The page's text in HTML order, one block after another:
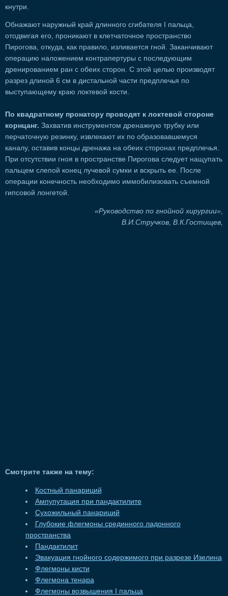
кнутри.
Обнажают наружный край длинного сгибателя I пальца,
отодвигая его, проникают в клетчаточное пространство
Пирогова, откуда, как правило, изливается гной. Заканчивают
операцию наложением контрапертуры с последующим
дренированием ран с обеих сторон. С этой целью производят
разрез длиной 6 см в дистальной части предплечья по
выступающему краю локтевой кости.
По квадратному пронатору проводят к локтевой стороне
корнцанг. Захватив инструментом дренажную трубку или
перчаточную резинку, извлекают их по образовавшемуся
каналу, оставив концы дренажа на обеих сторонах предплечья.
При отсутствии гноя в пространстве Пирогова следует нащупать
пальцем слепой конец лучевой сумки и вскрыть ее. После
операции конечность необходимо иммобилизовать съемной
гипсовой лонгетой.
«Руководство по гнойной хирургии»,
В.И.Стручков, В.К.Гостищев,
Смотрите также на тему:
Костный панариций
Ампупутация при пандактилите
Сухожильный панариций
Глубокие флегмоны срединного ладонного
пространства
Пандактилит
Эвакуация гнойного содержимого при разрезе Изелина
Флегмоны кисти
Флегмона тенара
Флегмоны возвышения I пальца